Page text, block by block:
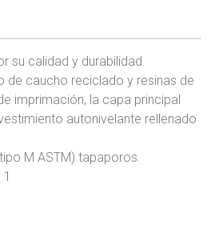
su calidad y durabilidad.
de caucho reciclado y resinas de
imprimación, la capa principal
autonivelante rellenado
M ASTM) tapaporos.